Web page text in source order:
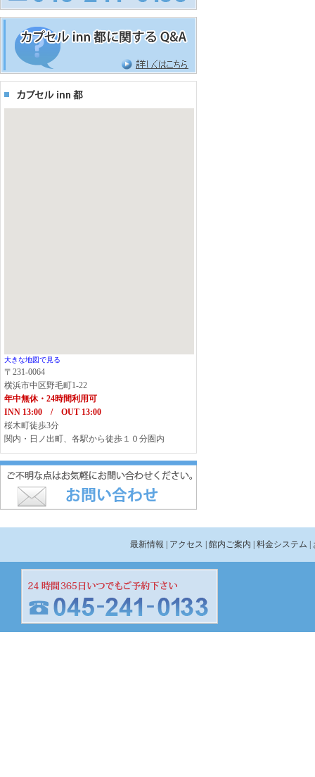
大きな地図で見る
〒231-0064
横浜市中区野毛町1-22
年中無休・24時間利用可
INN 13:00 / OUT 13:00
桜木町徒歩3分
関内・日ノ出町、各駅から徒歩１０分圏内
最新情報 | アクセス | 館内ご案内 | 料金システム